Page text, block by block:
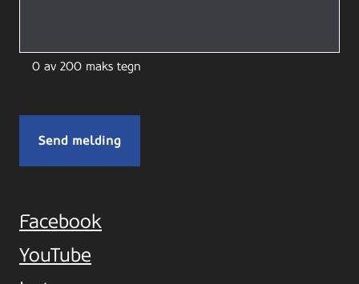
0 av 200 maks tegn
Facebook
YouTube